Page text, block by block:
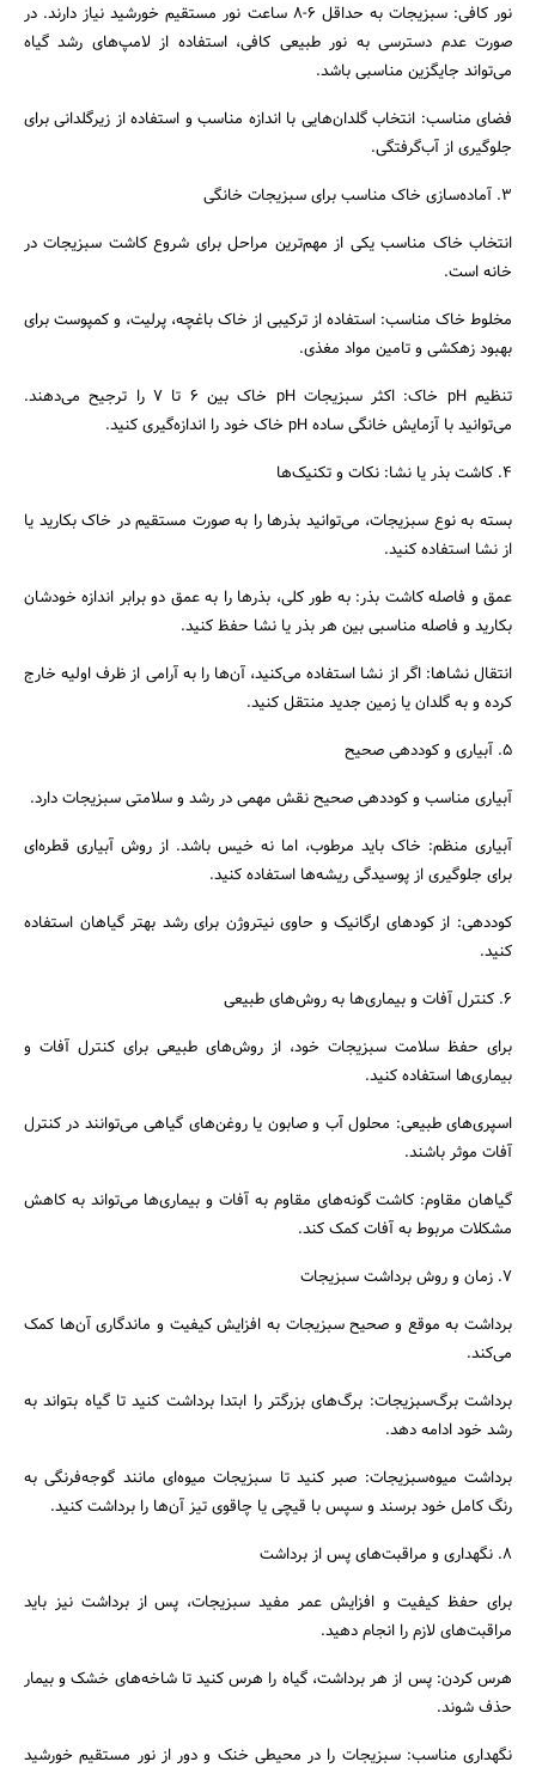
جستجو
نور کافی: سبزیجات به حداقل ۶-۸ ساعت نور مستقیم خورشید نیاز دارند. در
صورت عدم دسترسی به نور طبیعی کافی، استفاده از لامپ‌های رشد گیاه
می‌تواند جایگزین مناسبی باشد.
فضای مناسب: انتخاب گلدان‌هایی با اندازه مناسب و استفاده از زیرگلدانی برای
جلوگیری از آب‌گرفتگی.
۳. آماده‌سازی خاک مناسب برای سبزیجات خانگی
انتخاب خاک مناسب یکی از مهم‌ترین مراحل برای شروع کاشت سبزیجات در
خانه است.
مخلوط خاک مناسب: استفاده از ترکیبی از خاک باغچه، پرلیت، و کمپوست برای
بهبود زهکشی و تامین مواد مغذی.
تنظیم pH خاک: اکثر سبزیجات pH خاک بین ۶ تا ۷ را ترجیح می‌دهند.
می‌توانید با آزمایش خانگی ساده pH خاک خود را اندازه‌گیری کنید.
۴. کاشت بذر یا نشا: نکات و تکنیک‌ها
بسته به نوع سبزیجات، می‌توانید بذرها را به صورت مستقیم در خاک بکارید یا
از نشا استفاده کنید.
عمق و فاصله کاشت بذر: به طور کلی، بذرها را به عمق دو برابر اندازه خودشان
بکارید و فاصله مناسبی بین هر بذر یا نشا حفظ کنید.
انتقال نشاها: اگر از نشا استفاده می‌کنید، آن‌ها را به آرامی از ظرف اولیه خارج
کرده و به گلدان یا زمین جدید منتقل کنید.
۵. آبیاری و کوددهی صحیح
آبیاری مناسب و کوددهی صحیح نقش مهمی در رشد و سلامتی سبزیجات دارد.
آبیاری منظم: خاک باید مرطوب، اما نه خیس باشد. از روش آبیاری قطره‌ای
برای جلوگیری از پوسیدگی ریشه‌ها استفاده کنید.
کوددهی: از کودهای ارگانیک و حاوی نیتروژن برای رشد بهتر گیاهان استفاده
کنید.
۶. کنترل آفات و بیماری‌ها به روش‌های طبیعی
برای حفظ سلامت سبزیجات خود، از روش‌های طبیعی برای کنترل آفات و
بیماری‌ها استفاده کنید.
اسپری‌های طبیعی: محلول آب و صابون یا روغن‌های گیاهی می‌توانند در کنترل
آفات موثر باشند.
گیاهان مقاوم: کاشت گونه‌های مقاوم به آفات و بیماری‌ها می‌تواند به کاهش
مشکلات مربوط به آفات کمک کند.
۷. زمان و روش برداشت سبزیجات
برداشت به موقع و صحیح سبزیجات به افزایش کیفیت و ماندگاری آن‌ها کمک
می‌کند.
برداشت برگ‌سبزیجات: برگ‌های بزرگتر را ابتدا برداشت کنید تا گیاه بتواند به
رشد خود ادامه دهد.
برداشت میوه‌سبزیجات: صبر کنید تا سبزیجات میوه‌ای مانند گوجه‌فرنگی به
رنگ کامل خود برسند و سپس با قیچی یا چاقوی تیز آن‌ها را برداشت کنید.
۸. نگهداری و مراقبت‌های پس از برداشت
برای حفظ کیفیت و افزایش عمر مفید سبزیجات، پس از برداشت نیز باید
مراقبت‌های لازم را انجام دهید.
هرس کردن: پس از هر برداشت، گیاه را هرس کنید تا شاخه‌های خشک و بیمار
حذف شوند.
نگهداری مناسب: سبزیجات را در محیطی خنک و دور از نور مستقیم خورشید